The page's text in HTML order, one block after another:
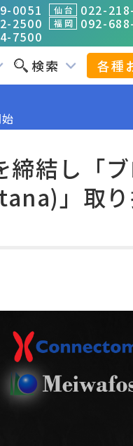
0051 仙 台 022-
2500 福 岡 092-
7500
検索 各種
結し「ブ
」取